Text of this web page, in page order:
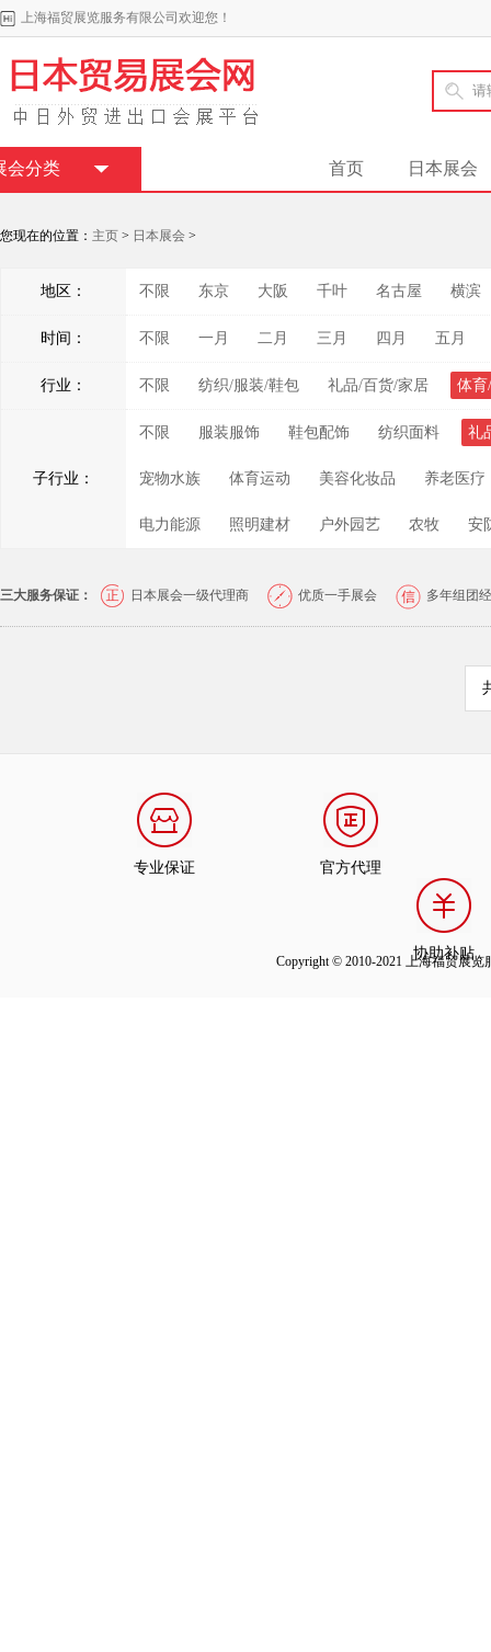
上海福贸展览服务有限公司欢迎您！
首页 日本展会
会分类
您现在的位置： 主页 > 日本展会 >
地区： 不限 东京 大阪 千叶 名古屋 横滨
时间： 不限 一月 二月 三月 四月 五月
行业： 不限 纺织/服装/鞋包 礼品/百货/家居 体育
子行业：
不限 服装服饰 鞋包配饰 纺织面料 礼
宠物水族 体育运动 美容化妆品 养老医疗
电力能源 照明建材 户外园艺 农牧 安
三大服务保证： 日本展会一级代理商 优质一手展会 多年组团
专业保证 官方代理
协助补贴
Copyright © 2010-2021 上海福贸展